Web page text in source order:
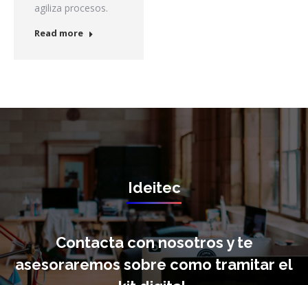
agiliza procesos.
Read more
Ideitec
Contacta con nosotros y te
asesoraremos sobre como tramitar el